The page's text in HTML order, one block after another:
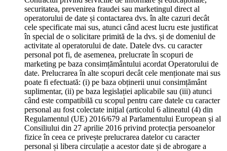
securitatea, prevenirea fraudei sau marketingul direct al
operatorului de date și contactarea dvs. în alte cazuri decât
cele specificate mai sus, atunci când acest lucru este justificat
în special de o solicitare primită de la dvs. și de domeniul de
activitate al operatorului de date. Datele dvs. cu caracter
personal pot fi, de asemenea, prelucrate în scopuri de
marketing pe baza consimțământului acordat Operatorului de
date. Prelucrarea în alte scopuri decât cele menționate mai sus
poate fi efectuată: (i) pe baza obținerii unui consimțământ
suplimentar, (ii) pe baza legislației aplicabile sau (iii) atunci
când este compatibilă cu scopul pentru care datele cu caracter
personal au fost colectate inițial (articolul 6 alineatul (4) din
Regulamentul (UE) 2016/679 al Parlamentului European și al
Consiliului din 27 aprilie 2016 privind protecția persoanelor
fizice în ceea ce privește prelucrarea datelor cu caracter
personal și libera circulație a acestor date și de abrogare a